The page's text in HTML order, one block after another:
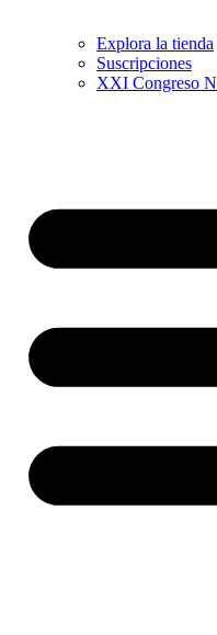
Explora la tienda
Suscripciones
XXI Congreso